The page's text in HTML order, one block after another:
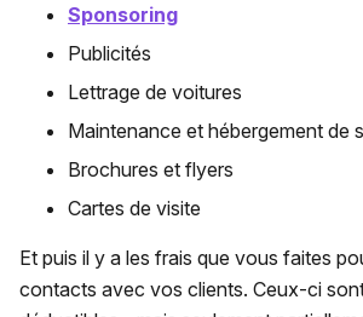
Sponsoring
Publicités
Lettrage de voitures
Maintenance et hébergement de
Brochures et flyers
Cartes de visite
Et puis il y a les frais que vous faites
contacts avec vos clients. Ceux-ci